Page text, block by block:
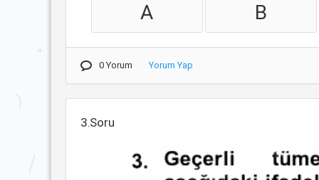
A B
0 Yorum Yorum Yap
3.Soru